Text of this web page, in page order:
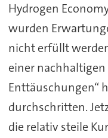
Hydrogen
wurden
nicht erfüllt
einer nachhaltigen
Enttäuschungen“
durchschritten.
die relativ steile